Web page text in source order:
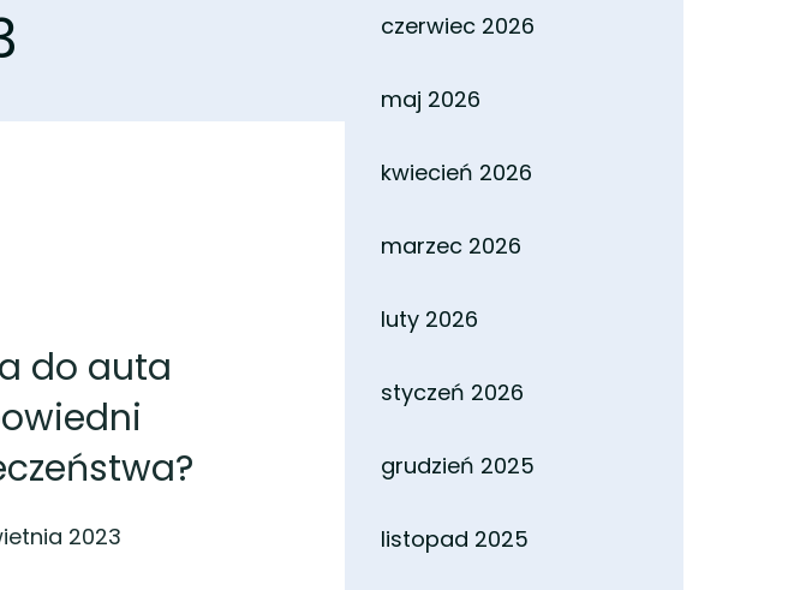
do auta
2023
czerwiec 2026
maj 2026
kwiecień 2026
marzec 2026
luty 2026
styczeń 2026
grudzień 2025
listopad 2025